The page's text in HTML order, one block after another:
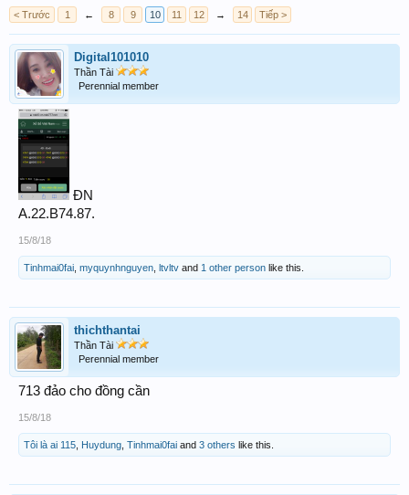
< Trước 1 ← 8 9 10 11 12 → 14 Tiếp >
Digital101010
Thần Tài
Perennial member
ĐN
A.22.B74.87.
15/8/18
Tinhmai0fai myquynhnguyen ltvltv and 1 other person like this.
thichthantai
Thần Tài
Perennial member
713 đảo cho đồng cần
15/8/18
Tôi là ai 115 Huydung Tinhmai0fai and 3 others like this.